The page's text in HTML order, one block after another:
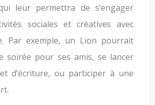
leur permettra de s’engager
sociales et créatives avec
Par exemple, un Lion pourrait
soirée pour ses amis, se lancer
d’écriture, ou participer à une